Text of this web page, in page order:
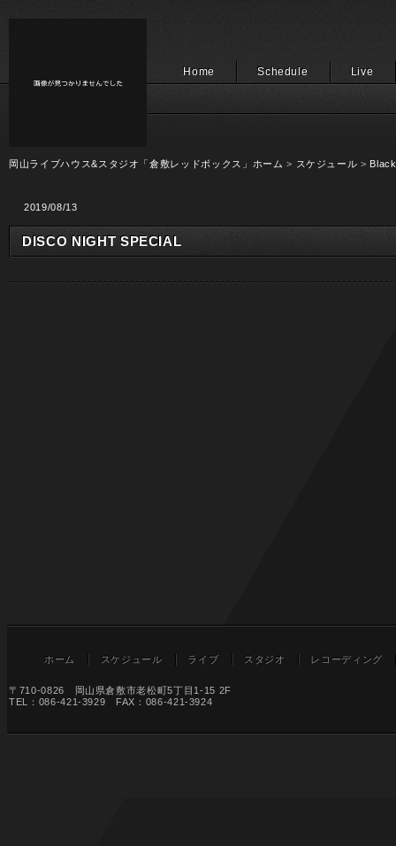
Home Schedule Live
岡山ライブハウス&スタジオ「倉敷レッドボックス」ホーム > スケジュール >
2019/08/13
DISCO NIGHT SPECIAL
ホーム スケジュール ライブ スタジオ レコーディング
〒710-0826 岡山県倉敷市老松町5丁目1-15 2F
TEL：086-421-3929 FAX：086-421-3924